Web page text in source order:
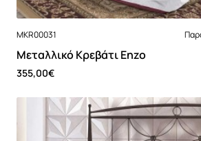
MKR00031
Μεταλλικό Κρεβάτι Enzo
355,00€